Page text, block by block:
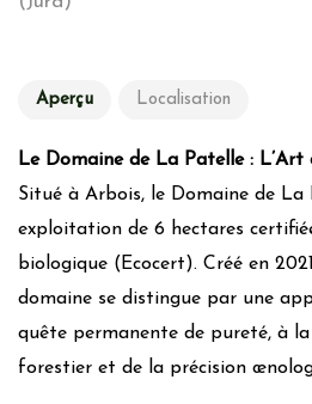
Aperçu Localisation
Le Domaine de La Patelle : L’Art
Situé à Arbois, le Domaine de La
exploitation de 6 hectares
biologique (Ecocert). Créé en
domaine se distingue par une
quête permanente de pureté, à
forestier et de la précision